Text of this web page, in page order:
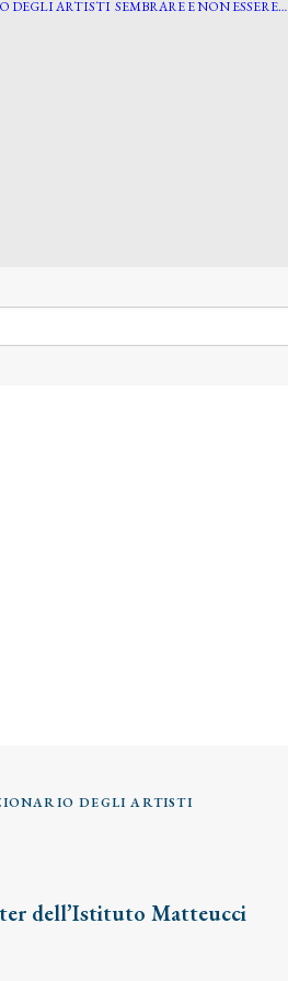
DEGLI ARTISTI SEMBRARE E NON ESSERE…
DEGLI ARTISTI
dell’Istituto Matteucci